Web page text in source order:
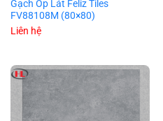
Gạch Ốp Lát Feliz Tiles
FV88108M (80×80)
Liên hệ